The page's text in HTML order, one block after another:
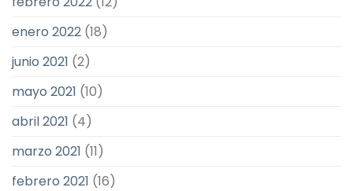
enero 2022 (18)
junio 2021 (2)
mayo 2021 (10)
abril 2021 (4)
marzo 2021 (11)
febrero 2021 (16)